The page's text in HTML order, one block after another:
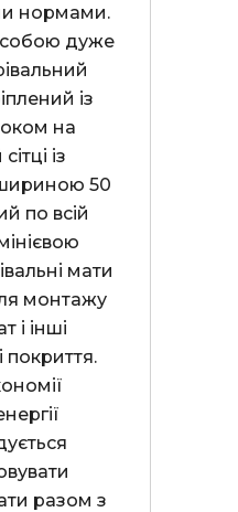
нормами.
дуже
із
на
із
50
по всій
мати
монтажу
і інші
покриття.
разом з